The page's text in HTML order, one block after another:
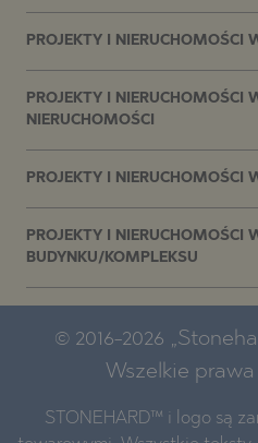
PROJEKTY I NIERUCHOMOŚCI
PROJEKTY I NIERUCHOMOŚCI
NIERUCHOMOŚCI
PROJEKTY I NIERUCHOMOŚCI
PROJEKTY I NIERUCHOMOŚCI
BUDYNKU/KOMPLEKSU
© 2016-2026
Wszelkie
STONEHARD™ i logo są